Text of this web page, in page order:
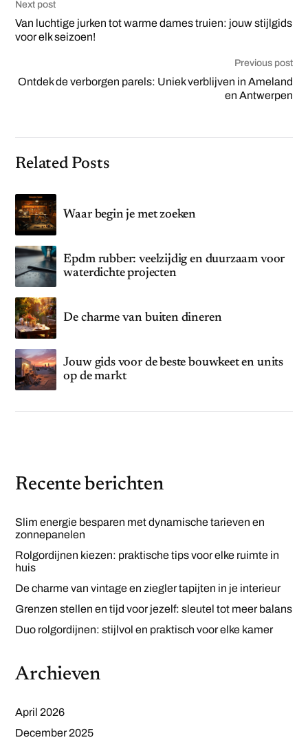
Next post
Van luchtige jurken tot warme dames truien: jouw stijlgids
voor elk seizoen!
Previous post
Ontdek de verborgen parels: Uniek verblijven in Ameland
en Antwerpen
Related Posts
Waar begin je met zoeken
Epdm rubber: veelzijdig en duurzaam voor
waterdichte projecten
De charme van buiten dineren
Jouw gids voor de beste bouwkeet en units
op de markt
Recente berichten
Slim energie besparen met dynamische tarieven en
zonnepanelen
Rolgordijnen kiezen: praktische tips voor elke ruimte in
huis
De charme van vintage en ziegler tapijten in je interieur
Grenzen stellen en tijd voor jezelf: sleutel tot meer balans
Duo rolgordijnen: stijlvol en praktisch voor elke kamer
Archieven
April 2026
December 2025